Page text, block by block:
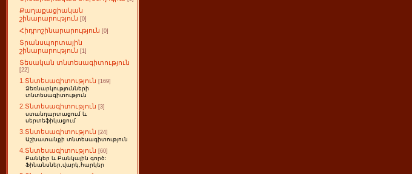
Քաղաքացիական
շինարարություն [0]
Հիդրոշինարարություն [0]
Տրանսպորտային
շինարարություն [1]
Տեսական տնտեսագիտություն
[22]
1.Տնտեսագիտություն [169]
Ձեռնարկությունների
տնտեսագիտություն
2.Տնտեսագիտություն [3]
ստանդարտացում և
սերտեֆիկացում
3.Տնտեսագիտություն [24]
Աշխատանքի տնտեսագիտություն
4.Տնտեսագիտություն [60]
Բանկեր և Բանկային գործ:
Ֆինանսներ,վարկ,հարկեր